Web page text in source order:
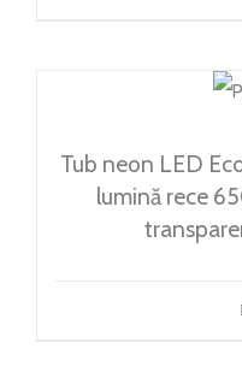
Tub neon LED
lumină rece